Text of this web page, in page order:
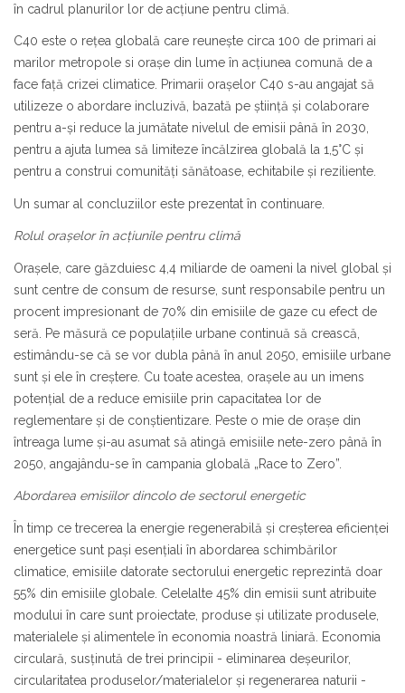
în cadrul planurilor lor de acțiune pentru climă.
C40 este o rețea globală care reunește circa 100 de primari ai
marilor metropole si orașe din lume în acțiunea comună de a
face față crizei climatice. Primarii orașelor C40 s-au angajat să
utilizeze o abordare incluzivă, bazată pe știință și colaborare
pentru a-și reduce la jumătate nivelul de emisii până în 2030,
pentru a ajuta lumea să limiteze încălzirea globală la 1,5°C și
pentru a construi comunități sănătoase, echitabile și reziliente.
Un sumar al concluziilor este prezentat în continuare.
Rolul orașelor în acțiunile pentru climă
Orașele, care găzduiesc 4,4 miliarde de oameni la nivel global și
sunt centre de consum de resurse, sunt responsabile pentru un
procent impresionant de 70% din emisiile de gaze cu efect de
seră. Pe măsură ce populațiile urbane continuă să crească,
estimându-se că se vor dubla până în anul 2050, emisiile urbane
sunt și ele în creștere. Cu toate acestea, orașele au un imens
potențial de a reduce emisiile prin capacitatea lor de
reglementare și de conștientizare. Peste o mie de orașe din
întreaga lume și-au asumat să atingă emisiile nete-zero până în
2050, angajându-se în campania globală „Race to Zero”.
Abordarea emisiilor dincolo de sectorul energetic
În timp ce trecerea la energie regenerabilă și creșterea eficienței
energetice sunt pași esențiali în abordarea schimbărilor
climatice, emisiile datorate sectorului energetic reprezintă doar
55% din emisiile globale. Celelalte 45% din emisii sunt atribuite
modului în care sunt proiectate, produse și utilizate produsele,
materialele și alimentele în economia noastră liniară. Economia
circulară, susținută de trei principii - eliminarea deșeurilor,
circularitatea produselor/materialelor și regenerarea naturii -